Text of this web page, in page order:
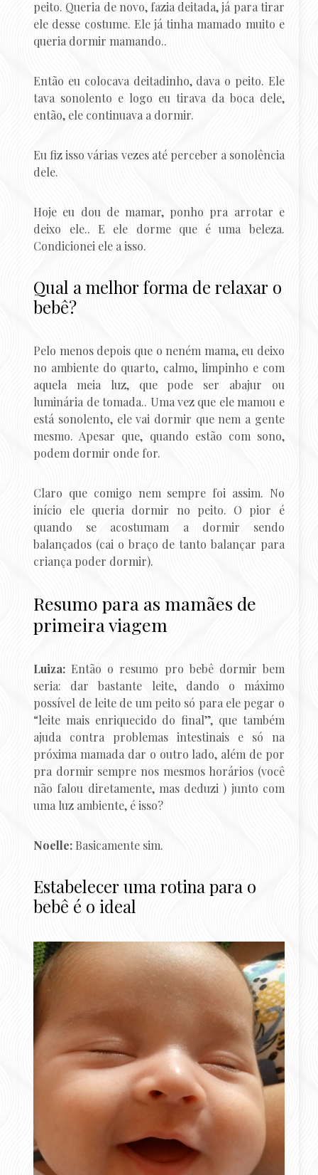
peito. Queria de novo, fazia deitada, já para tirar
ele desse costume. Ele já tinha mamado muito e
queria dormir mamando..
Então eu colocava deitadinho, dava o peito. Ele
tava sonolento e logo eu tirava da boca dele,
então, ele continuava a dormir.
Eu fiz isso várias vezes até perceber a sonolência
dele.
Hoje eu dou de mamar, ponho pra arrotar e
deixo ele.. E ele dorme que é uma beleza.
Condicionei ele a isso.
Qual a melhor forma de relaxar o
bebê?
Pelo menos depois que o neném mama, eu deixo
no ambiente do quarto, calmo, limpinho e com
aquela meia luz, que pode ser abajur ou
luminária de tomada.. Uma vez que ele mamou e
está sonolento, ele vai dormir que nem a gente
mesmo. Apesar que, quando estão com sono,
podem dormir onde for.
Claro que comigo nem sempre foi assim. No
início ele queria dormir no peito. O pior é
quando se acostumam a dormir sendo
balançados (cai o braço de tanto balançar para
criança poder dormir).
Resumo para as mamães de
primeira viagem
Luiza: Então o resumo pro bebê dormir bem
seria: dar bastante leite, dando o máximo
possível de leite de um peito só para ele pegar o
“leite mais enriquecido do final”, que também
ajuda contra problemas intestinais e só na
próxima mamada dar o outro lado, além de por
pra dormir sempre nos mesmos horários (você
não falou diretamente, mas deduzi ) junto com
uma luz ambiente, é isso?
Noelle: Basicamente sim.
Estabelecer uma rotina para o
bebê é o ideal